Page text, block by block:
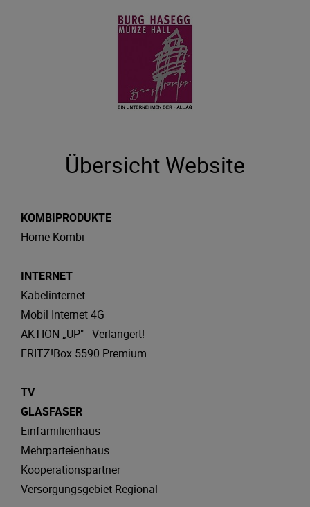
Übersicht Website
KOMBIPRODUKTE
Home Kombi
INTERNET
Kabelinternet
Mobil Internet 4G
AKTION „UP" - Verlängert!
FRITZ!Box 5590 Premium
TV
GLASFASER
Einfamilienhaus
Mehrparteienhaus
Kooperationspartner
Versorgungsgebiet-Regional